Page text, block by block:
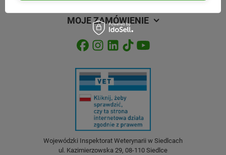
MOJE ZAMÓWIENIE
Wojewódzki Inspektorat Weterynarii w Siedlcach
ul. Kazimierzowska 29, 08-110 Siedlce